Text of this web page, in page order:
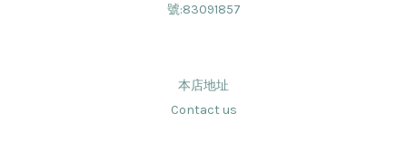
號:83091857
本店地址
Contact us